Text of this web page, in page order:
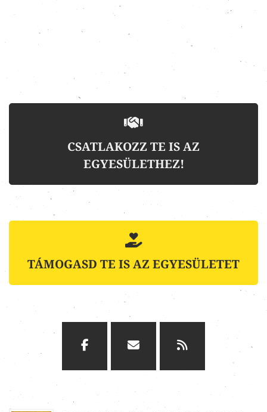
CSATLAKOZZ TE IS AZ
EGYESÜLETHEZ!
TÁMOGASD TE IS AZ EGYESÜLETET